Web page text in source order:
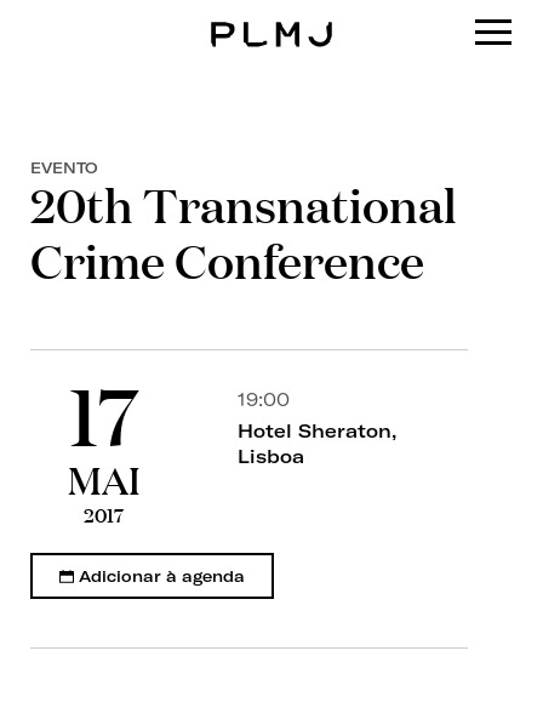
EVENTO
20th Transnational
Crime Conference
17
MAI
2017
19:00
Hotel Sheraton,
Lisboa
Adicionar à agenda